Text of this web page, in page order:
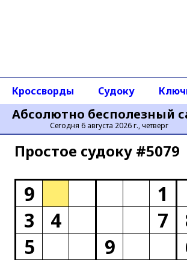
Абсолютно бесполезный
Сегодня 6 августа 2026 г., четверг
Кроссворды Судоку
Простое cудоку #5079
9
1
3
4 7
5
9